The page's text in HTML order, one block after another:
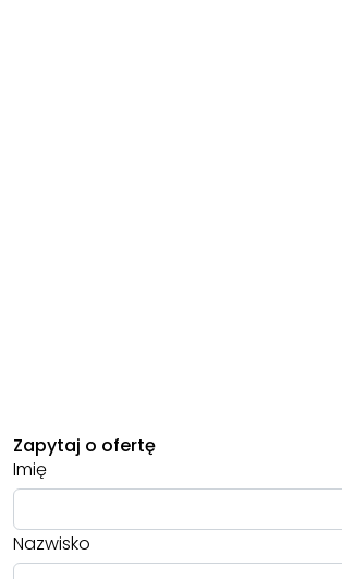
Zapytaj o ofertę
Imię
Nazwisko